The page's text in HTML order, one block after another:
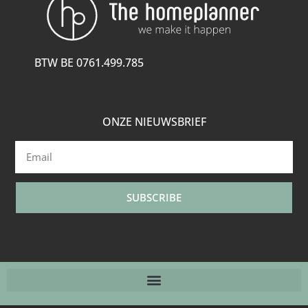
BTW BE 0761.499.785
ONZE NIEUWSBRIEF
SUBSCRIBE